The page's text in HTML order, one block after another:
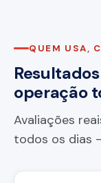
QUEM USA,
operação
Avaliações
todos os dias